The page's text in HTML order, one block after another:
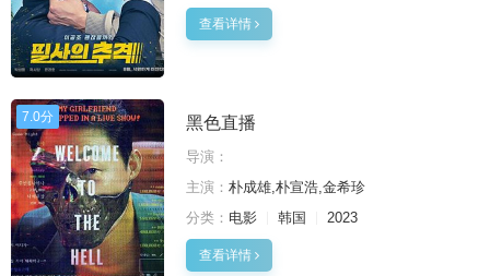
查看详情
7.0分 黑色直播
导演：
主演： 朴成雄,朴宣浩,金希珍
分类： 电影 韩国 2023
查看详情